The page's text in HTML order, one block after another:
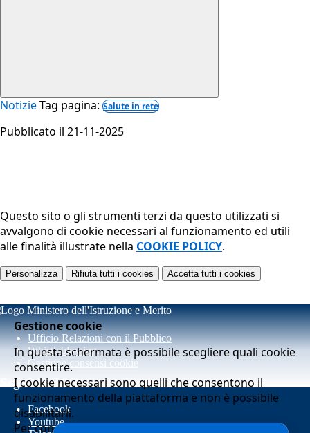
NotizieTag pagina: Salute in rete
Pubblicato il 21-11-2025
Questo sito o gli strumenti terzi da questo utilizzati si
avvalgono di cookie necessari al funzionamento ed utili
alle finalità illustrate nella COOKIE POLICY.
Personalizza Rifiuta tutti i cookies Accetta tutti i cookies
Gestione cookie
In questa schermata è possibile scegliere quali cookie
consentire.
I cookie necessari sono quelli che consentono il
funzionamento della piattaforma e non è possibile
disabilitarli.
Per conoscere quali sono i cookie necessari al
Ufficio Relazioni con il Pubblico
Whistleblowing
Gestione consensi cookie
Seguici su
Facebook
Youtube